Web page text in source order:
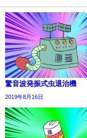
驚音波発振式虫退治機
2019年8月16日